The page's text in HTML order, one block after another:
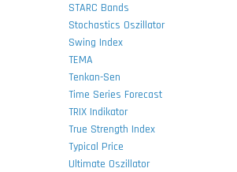
STARC Bands
Stochastics Oszillator
Swing Index
TEMA
Tenkan-Sen
Time Series Forecast
TRIX Indikator
True Strength Index
Typical Price
Ultimate Oszillator